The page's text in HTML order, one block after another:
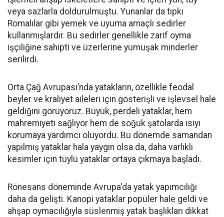
veya sazlarla doldurulmuştu. Yunanlar da tıpkı
Romalılar gibi yemek ve uyuma amaçlı sedirler
kullanmışlardır. Bu sedirler genellikle zarif oyma
işçiliğine sahipti ve üzerlerine yumuşak minderler
serilirdi.
Orta Çağ Avrupası’nda yatakların, özellikle feodal
beyler ve kraliyet aileleri için gösterişli ve işlevsel hale
geldiğini görüyoruz. Büyük, perdeli yataklar, hem
mahremiyeti sağlıyor hem de soğuk şatolarda ısıyı
korumaya yardımcı oluyordu. Bu dönemde samandan
yapılmış yataklar hala yaygın olsa da, daha varlıklı
kesimler için tüylü yataklar ortaya çıkmaya başladı.
Rönesans döneminde Avrupa'da yatak yapımcılığı
daha da gelişti. Kanopi yataklar popüler hale geldi ve
ahşap oymacılığıyla süslenmiş yatak başlıkları dikkat